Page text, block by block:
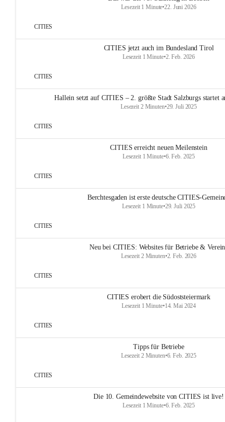
Lesezeit 1 Minute•22. Juni 2026
CITIES
CITIES jetzt auch im Bundesland Tirol
Lesezeit 1 Minute•2. Feb. 2026
CITIES
Hallein setzt auf CITIES – 2. größte Stadt Salzburgs startet
Lesezeit 2 Minuten•29. Juli 2025
CITIES
CITIES erreicht neuen Meilenstein
Lesezeit 1 Minute•6. Feb. 2025
CITIES
Berchtesgaden ist erste deutsche CITIES-
Lesezeit 1 Minute•29. Juli 2025
CITIES
Neu bei CITIES: Websites für Betriebe &
Lesezeit 2 Minuten•2. Feb. 2026
CITIES
CITIES erobert die Südoststeiermark
Lesezeit 1 Minute•14. Mai 2024
CITIES
Tipps für Betriebe
Lesezeit 2 Minuten•6. Feb. 2025
CITIES
Die 10. Gemeindewebsite von CITIES ist live!
Lesezeit 1 Minute•6. Feb. 2025